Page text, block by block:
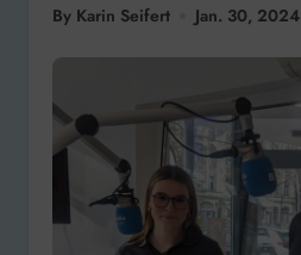
By Karin Seifert Jan. 30, 2024